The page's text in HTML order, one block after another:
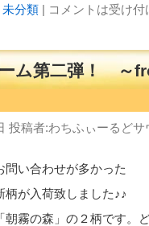
未分類| コメントは受け
ム第二弾！ ～
投稿者:わちふぃーるど
問い合わせが多かった
柄が入荷致しました♪♪
霧の森」の２柄です。